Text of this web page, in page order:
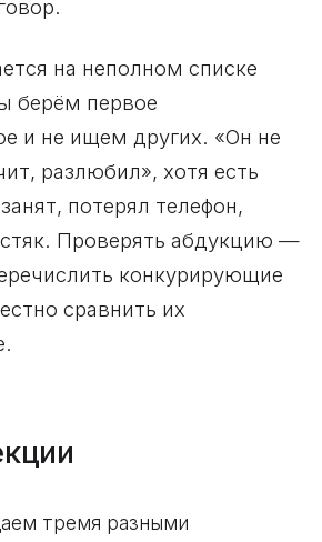
на неполном списке
берём первое
и не ищем других. «Он не
разлюбил», хотя есть
потерял телефон,
Проверять абдукцию —
конкурирующие
сравнить их
тремя разными